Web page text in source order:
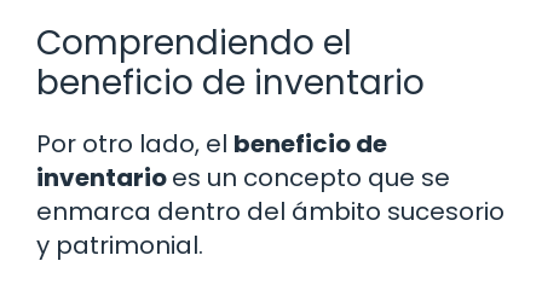
Comprendiendo el
beneficio de inventario
Por otro lado, el beneficio de
inventarioes un concepto que se
enmarca dentro del ámbito sucesorio
y patrimonial.